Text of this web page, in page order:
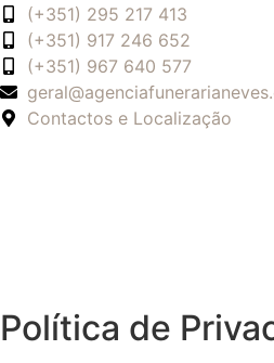
(+351) 295 217 413
(+351) 917 246 652
(+351) 967 640 577
Contactos e Localização
Política de